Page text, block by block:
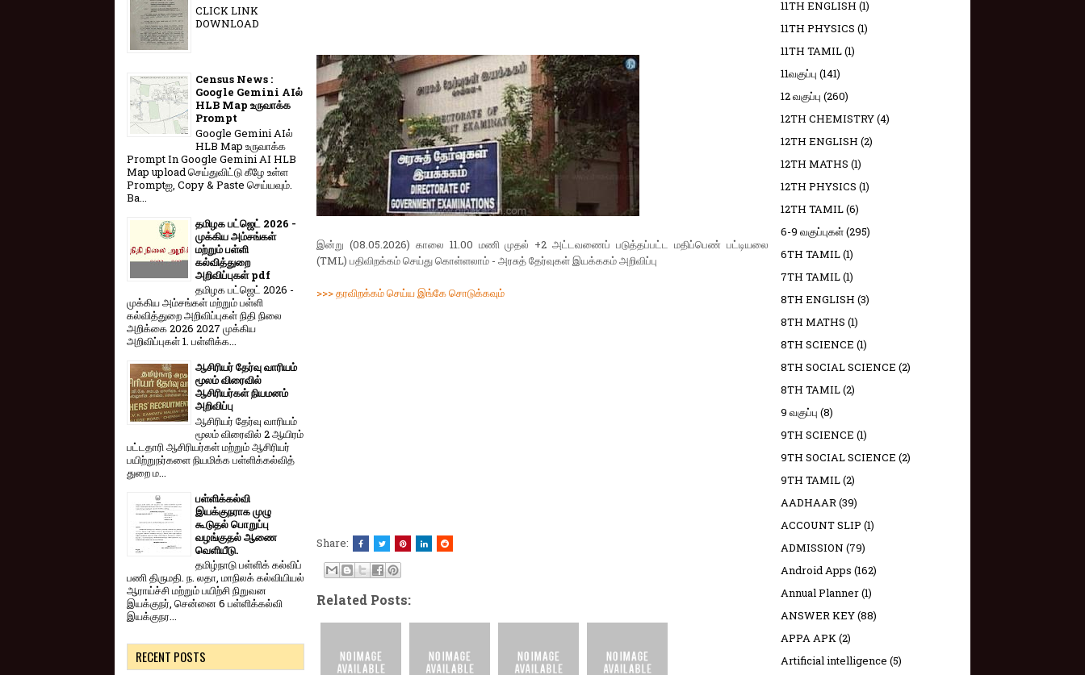
இன்று (08.05.2026) காலை 11.00 மணி முதல் +2 அட்டவணைப் படுத்தப்பட்ட மதிப்பெண் பட்டியலை
(TML) பதிவிறக்கம் செய்து கொள்ளலாம் - அரசுத் தேர்வுகள் இயக்ககம் அறிவிப்பு
>>> தரவிறக்கம் செய்ய இங்கே சொடுக்கவும்
Share:
Related Posts:
CLICK LINK
DOWNLOAD
Census News :
Google Gemini AIல்
HLB Map உருவாக்க
Prompt
Google Gemini AIல்
HLB Map உருவாக்க
Prompt In Google Gemini AI HLB
Map upload செய்துவிட்டு கீழே உள்ள
Promptஐ, Copy & Paste செய்யவும்.
Ba...
தமிழக பட்ஜெட் 2026 -
முக்கிய அம்சங்கள்
மற்றும் பள்ளி
கல்வித்துறை
அறிவிப்புகள் pdf
தமிழக பட்ஜெட் 2026 -
முக்கிய அம்சங்கள் மற்றும் பள்ளி
கல்வித்துறை அறிவிப்புகள் நிதி நிலை
அறிக்கை 2026 2027 முக்கிய
அறிவிப்புகள் 1. பள்ளிக்க...
ஆசிரியர் தேர்வு வாரியம்
மூலம் விரைவில்
ஆசிரியர்கள் நியமனம்
அறிவிப்பு
ஆசிரியர் தேர்வு வாரி​யம்
மூலம் விரை​வில் 2 ஆயிரம்
பட்​ட​தாரி ஆசிரியர்​கள் மற்​றும் ஆசிரியர்
பயிற்றுநர்​களை நியமிக்க பள்​ளிக்​கல்​வித்​
துறை ம...
பள்ளிக்கல்வி
இயக்குநராக முழு
கூடுதல் பொறுப்பு
வழங்குதல் ஆணை
வெளியீடு.
தமிழ்நாடு பள்ளிக் கல்விப்
பணி திருமதி. ந. லதா, மாநிலக் கல்வியியல்
ஆராய்ச்சி மற்றும் பயிற்சி நிறுவன
இயக்குநர், சென்னை 6 பள்ளிக்கல்வி
இயக்குநர...
RECENT POSTS
11TH ENGLISH (1)
11TH PHYSICS (1)
11TH TAMIL(1)
11வகுப்பு (141)
12 வகுப்பு (260)
12TH CHEMISTRY(4)
12TH ENGLISH (2)
12TH MATHS (1)
12TH PHYSICS (1)
12TH TAMIL(6)
6-9 வகுப்புகள்(295)
6TH TAMIL(1)
7TH TAMIL(1)
8TH ENGLISH (3)
8TH MATHS (1)
8TH SCIENCE (1)
8TH SOCIAL SCIENCE (2)
8TH TAMIL(2)
9 வகுப்பு (8)
9TH SCIENCE (1)
9TH SOCIAL SCIENCE (2)
9TH TAMIL(2)
AADHAAR(39)
ACCOUNT SLIP (1)
ADMISSION (79)
Android Apps (162)
Annual Planner(1)
ANSWER KEY(88)
APPA APK(2)
Artificial intelligence (5)